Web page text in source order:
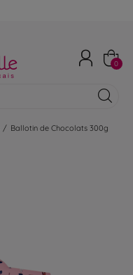
0
/ Ballotin de Chocolats 300g